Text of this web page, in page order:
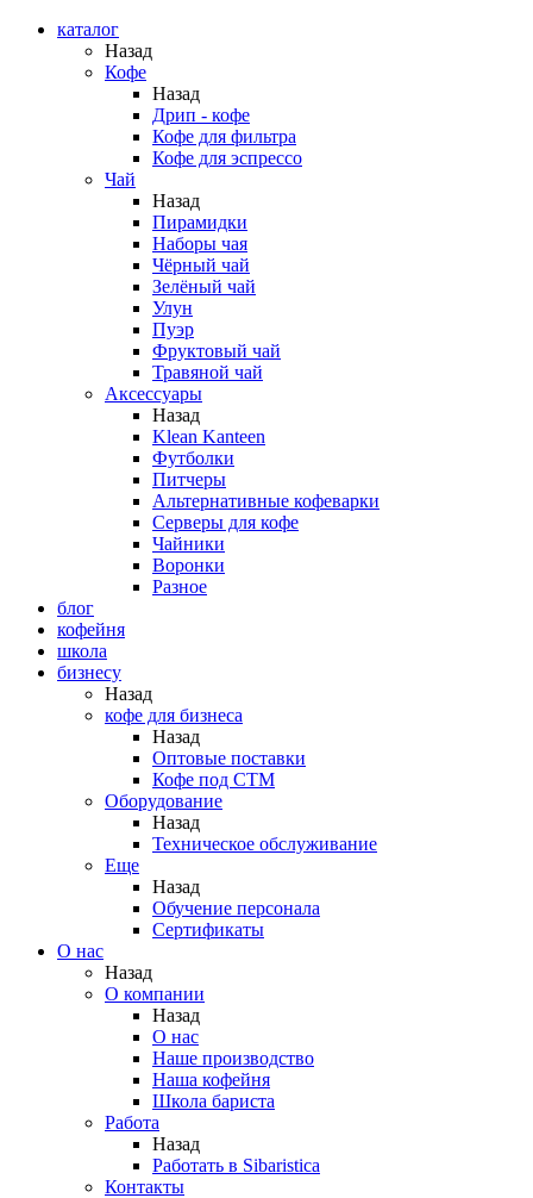
каталог
Назад
Кофе
Назад
Дрип - кофе
Кофе для фильтра
Кофе для эспрессо
Чай
Назад
Пирамидки
Наборы чая
Чёрный чай
Зелёный чай
Улун
Пуэр
Фруктовый чай
Травяной чай
Аксессуары
Назад
Klean Kanteen
Футболки
Питчеры
Альтернативные кофеварки
Серверы для кофе
Чайники
Воронки
Разное
блог
кофейня
школа
бизнесу
Назад
кофе для бизнеса
Назад
Оптовые поставки
Кофе под СТМ
Оборудование
Назад
Техническое обслуживание
Еще
Назад
Обучение персонала
Сертификаты
О нас
Назад
O компании
Назад
О нас
Наше производство
Наша кофейня
Школа бариста
Работа
Назад
Работать в Sibaristica
Контакты